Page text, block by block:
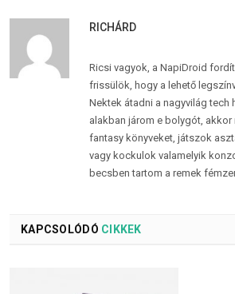
RICHÁRD
Ricsi vagyok, a NapiDroid
frissülök, hogy a lehető
Nektek átadni a nagyvilág tech
alakban járom e bolygót,
fantasy könyveket, játszok
vagy kockulok valamelyik
becsben tartom a remek
KAPCSOLÓDÓ CIKKEK